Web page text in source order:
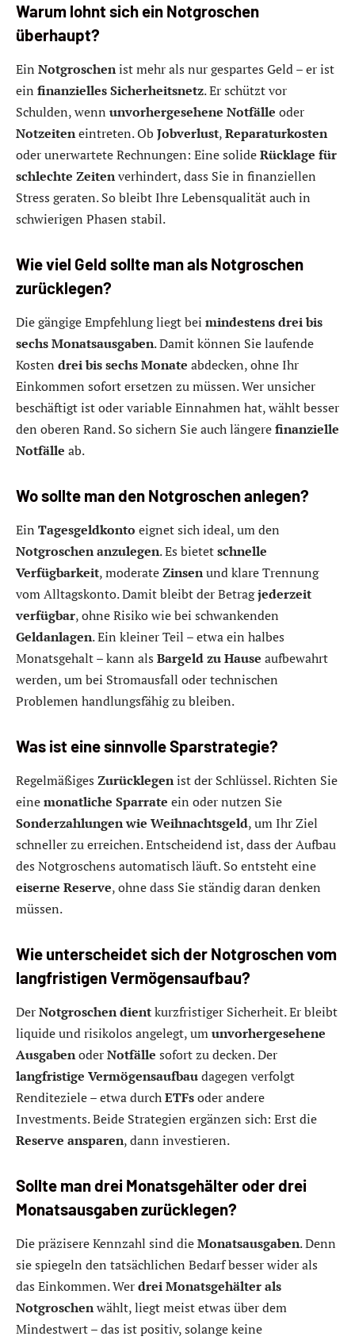
Warum lohnt sich ein Notgroschen
überhaupt?
Ein Notgroschenist mehr als nur gespartes Geld – er ist
ein finanzielles Sicherheitsnetz. Er schützt vor
Schulden, wenn unvorhergesehene Notfälle oder
Notzeiteneintreten. Ob Jobverlust,Reparaturkosten
oder unerwartete Rechnungen: Eine solideRücklage für
schlechte Zeitenverhindert, dass Sie in finanziellen
Stress geraten. So bleibt Ihre Lebensqualität auch in
schwierigen Phasen stabil.
Wie viel Geld sollte man als Notgroschen
zurücklegen?
Die gängige Empfehlung liegt bei mindestens drei bis
sechs Monatsausgaben. Damit können Sie laufende
Kosten drei bis sechs Monate abdecken, ohne Ihr
Einkommen sofort ersetzen zu müssen. Wer unsicher
beschäftigt ist oder variable Einnahmen hat, wählt besser
den oberen Rand. So sichern Sie auch längerefinanzielle
Notfälle ab.
Wo sollte man den Notgroschen anlegen?
Ein Tagesgeldkonto eignet sich ideal, um den
Notgroschen anzulegen. Es bietetschnelle
Verfügbarkeit, moderateZinsenund klare Trennung
vom Alltagskonto. Damit bleibt der Betragjederzeit
verfügbar, ohne Risiko wie bei schwankenden
Geldanlagen. Ein kleiner Teil – etwa ein halbes
Monatsgehalt – kann als Bargeld zu Hause aufbewahrt
werden, um bei Stromausfall oder technischen
Problemen handlungsfähig zu bleiben.
Was ist eine sinnvolle Sparstrategie?
Regelmäßiges Zurücklegenist der Schlüssel. Richten Sie
einemonatliche Sparrate ein oder nutzen Sie
Sonderzahlungen wie Weihnachtsgeld, um Ihr Ziel
schneller zu erreichen. Entscheidend ist, dass der Aufbau
des Notgroschens automatisch läuft. So entsteht eine
eiserne Reserve, ohne dass Sie ständig daran denken
müssen.
Wie unterscheidet sich der Notgroschen vom
langfristigen Vermögensaufbau?
DerNotgroschen dientkurzfristiger Sicherheit. Er bleibt
liquide und risikolos angelegt, umunvorhergesehene
AusgabenoderNotfälle sofort zu decken. Der
langfristige Vermögensaufbaudagegen verfolgt
Renditeziele – etwa durchETFsoder andere
Investments. Beide Strategien ergänzen sich: Erst die
Reserve ansparen, dann investieren.
Sollte man drei Monatsgehälter oder drei
Monatsausgaben zurücklegen?
Die präzisere Kennzahl sind dieMonatsausgaben. Denn
sie spiegeln den tatsächlichen Bedarf besser wider als
das Einkommen. Werdrei Monatsgehälter als
Notgroschenwählt, liegt meist etwas über dem
Mindestwert – das ist positiv, solange keine